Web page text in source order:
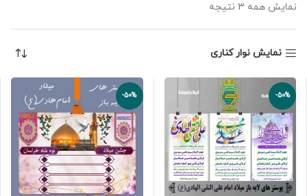
نمایش همه 3 نتیجه
نمایش نوار کناری
-50%
-50%